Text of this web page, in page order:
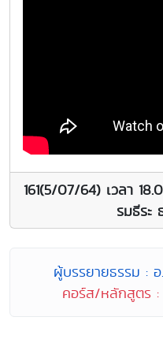
161(5/07/64) เวลา
รมธีระ
ผู้บรรยายธรรม :
คอร์ส/หลักสูตร :